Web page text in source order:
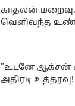
காதலன்
வெளிவந்த
​"உடனே ஆக்சன்
அதிரடி உத்தரவு!